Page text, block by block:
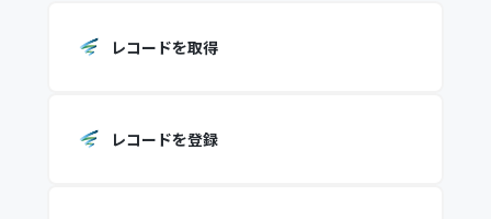
レコードを取得
レコードを登録